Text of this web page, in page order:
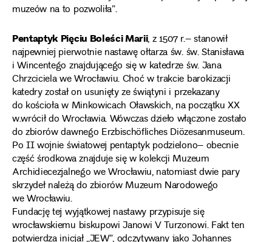
muzeów na to pozwoliła”.
Pentaptyk Pięciu Boleści Marii, z 1507 r.– stanowił
najpewniej pierwotnie nastawę ołtarza św. św. Stanisława
i Wincentego znajdującego się w katedrze św. Jana
Chrzciciela we Wrocławiu. Choć w trakcie barokizacji
katedry został on usunięty ze świątyni i przekazany
do kościoła w Minkowicach Oławskich, na początku XX
w.wrócił do Wrocławia. Wówczas dzieło włączone zostało
do zbiorów dawnego Erzbischöfliches Diözesanmuseum.
Po II wojnie światowej pentaptyk podzielono– obecnie
część środkowa znajduje się w kolekcji Muzeum
Archidiecezjalnego we Wrocławiu, natomiast dwie pary
skrzydeł należą do zbiorów Muzeum Narodowego
we Wrocławiu.
Fundację tej wyjątkowej nastawy przypisuje się
wrocławskiemu biskupowi Janowi V Turzonowi. Fakt ten